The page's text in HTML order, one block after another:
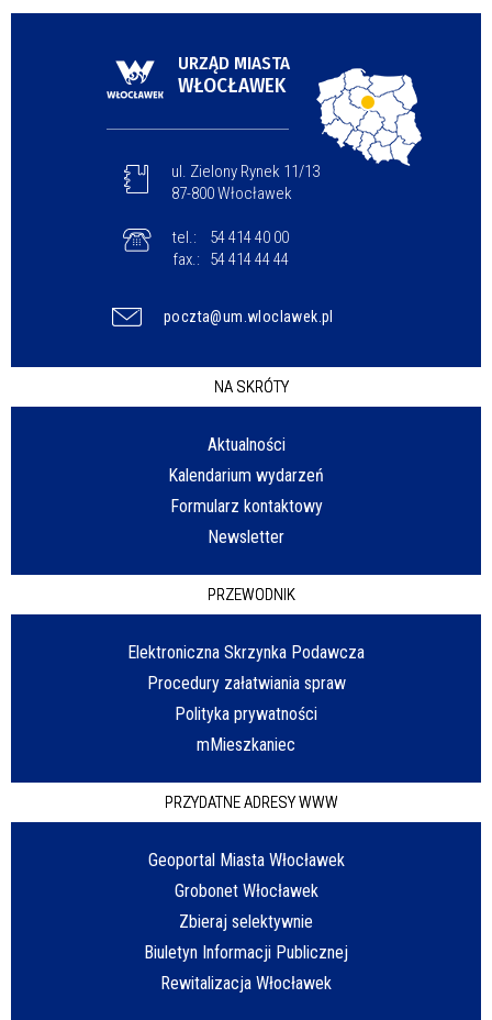
URZĄD MIASTA
WŁOCŁAWEK
ul. Zielony Rynek 11/13
87-800 Włocławek
tel.:
54 414 40 00
fax.:
54 414 44 44
poczta@um.wloclawek.pl
NA SKRÓTY
Aktualności
Kalendarium wydarzeń
Formularz kontaktowy
Newsletter
PRZEWODNIK
Elektroniczna Skrzynka Podawcza
Procedury załatwiania spraw
Polityka prywatności
mMieszkaniec
PRZYDATNE ADRESY WWW
Geoportal Miasta Włocławek
Grobonet Włocławek
Zbieraj selektywnie
Biuletyn Informacji Publicznej
Rewitalizacja Włocławek